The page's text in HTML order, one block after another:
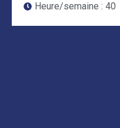
Heure/semaine : 40